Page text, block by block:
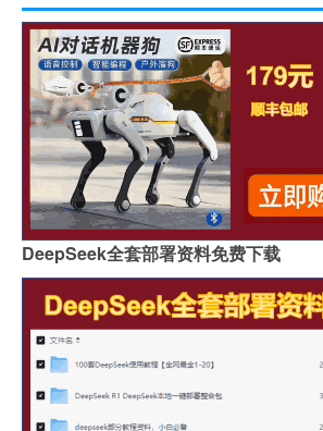
DeepSeek全套部署资料免费下载